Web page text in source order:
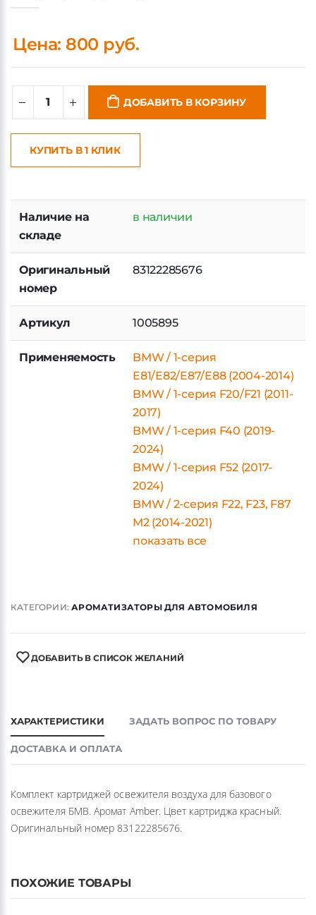
Цена: 800 руб.
ДОБАВИТЬ В КОРЗИНУ
КУПИТЬ В 1 КЛИК
Наличие на
складе
в наличии
Оригинальный
номер
83122285676
Артикул 1005895
Применяемость
BMW / 1-серия
E81/E82/E87/E88 (2004-2014)
BMW / 1-серия F20/F21 (2011-
2017)
BMW / 1-серия F40 (2019-
2024)
BMW / 1-серия F52 (2017-
2024)
BMW / 2-серия F22, F23, F87
M2 (2014-2021)
показать все
КАТЕГОРИИ:АРОМАТИЗАТОРЫ ДЛЯ АВТОМОБИЛЯ
ДОБАВИТЬ В СПИСОК ЖЕЛАНИЙ
ХАРАКТЕРИСТИКИ ЗАДАТЬ ВОПРОС ПО ТОВАРУ
ДОСТАВКА И ОПЛАТА
Комплект картриджей освежителя воздуха для базового
освежителя БМВ. Аромат Amber. Цвет картриджа красный.
Оригинальный номер 83122285676.
ПОХОЖИЕ ТОВАРЫ